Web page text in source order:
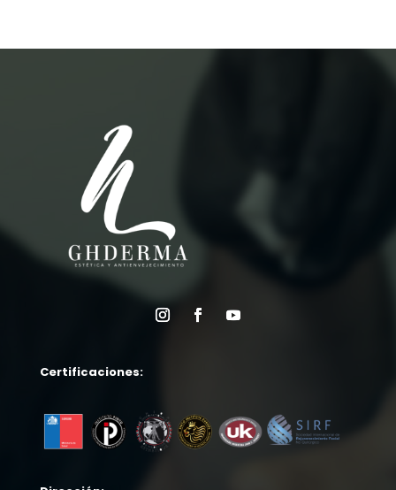
desde
Certificaciones: